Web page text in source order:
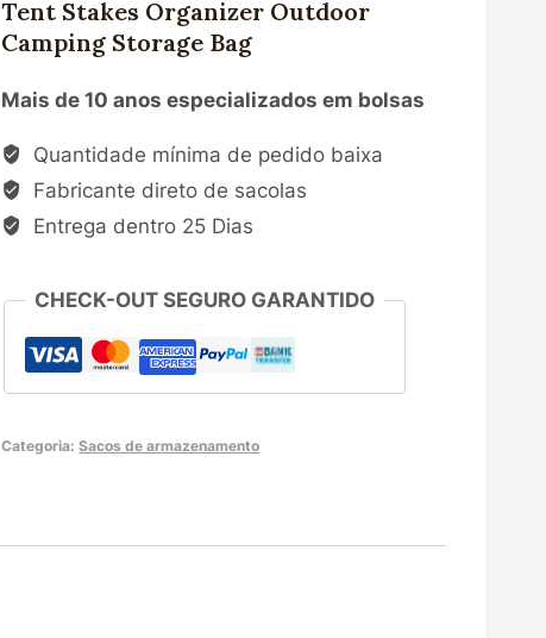
Tent Stakes Organizer Outdoor
Camping Storage Bag
Mais de 10 anos especializados em bolsas
Quantidade mínima de pedido baixa
Fabricante direto de sacolas
Entrega dentro 25 Dias
CHECK-OUT SEGURO GARANTIDO
Categoria:Sacos de armazenamento